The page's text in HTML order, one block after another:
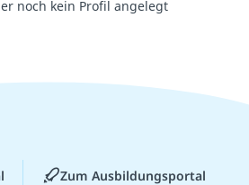
noch kein Profil angelegt
Zum Ausbildungsportal